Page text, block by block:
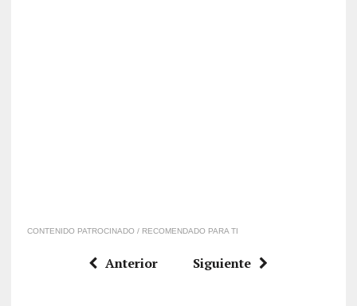
CONTENIDO PATROCINADO / RECOMENDADO PARA TI
Anterior Siguiente